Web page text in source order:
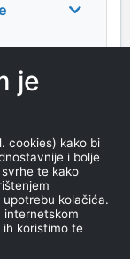
je
cookies) kako bi
i bolje
te kako
kolačića.
internetskom
ih koristimo te